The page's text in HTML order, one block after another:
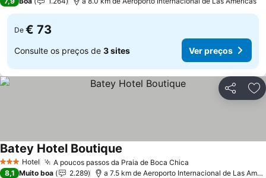
De € 73
Consulte os preços de 3 sites Ver preços
Partilhar
3 EstrelasHotel A poucos passos da Praia de Boca Chica
Batey Hotel Boutique
8,1 Muito boa 2.289 a 7.5 km de Aeroporto Internacional de Las Américas